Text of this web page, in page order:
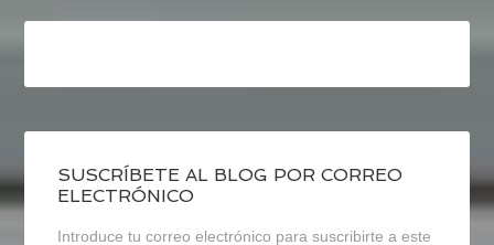
SUSCRÍBETE AL BLOG POR CORREO
ELECTRÓNICO
Introduce tu correo electrónico para suscribirte a este